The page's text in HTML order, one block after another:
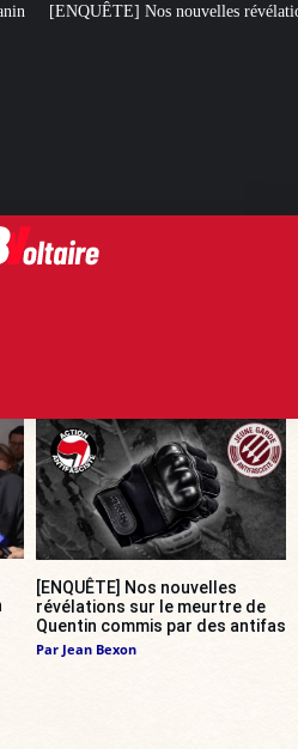
sur le meurtre de Quentin
[ENQUÊTE] Nos nouvelles
révélations sur le meurtre de
Quentin commis par des antifas
Par Jean Bexon